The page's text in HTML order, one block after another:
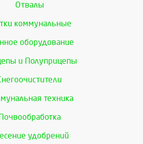
Отвалы
коммунальные
оборудование
и Полуприцепы
техника
удобрений